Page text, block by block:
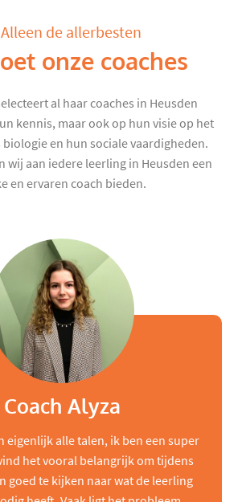
Alleen de allerbesten
onze coaches
al haar coaches in Heusden
kennis, maar ook op hun visie op het
biologie en hun sociale vaardigheden.
wij aan iedere leerling in Heusden een
en ervaren coach bieden.
Coach Alyza
eigenlijk alle talen, ik ben een super
het vooral belangrijk om tijdens
goed te kijken naar wat de leerling